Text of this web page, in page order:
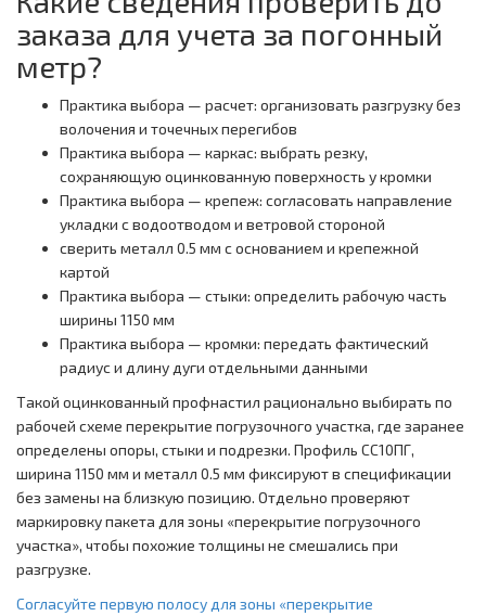
заказа для учета за погонный
метр?
Практика выбора — расчет: организовать разгрузку без
волочения и точечных перегибов
Практика выбора — каркас: выбрать резку,
сохраняющую оцинкованную поверхность у кромки
Практика выбора — крепеж: согласовать направление
укладки с водоотводом и ветровой стороной
сверить металл 0.5 мм с основанием и крепежной
картой
Практика выбора — стыки: определить рабочую часть
ширины 1150 мм
Практика выбора — кромки: передать фактический
радиус и длину дуги отдельными данными
Такой оцинкованный профнастил рационально выбирать по
рабочей схеме перекрытие погрузочного участка, где заранее
определены опоры, стыки и подрезки. Профиль СС10ПГ,
ширина 1150 мм и металл 0.5 мм фиксируют в спецификации
без замены на близкую позицию. Отдельно проверяют
маркировку пакета для зоны «перекрытие погрузочного
участка», чтобы похожие толщины не смешались при
разгрузке.
Согласуйте первую полосу для зоны «перекрытие